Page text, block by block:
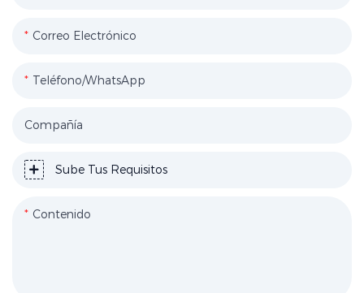
Correo Electrónico
Teléfono/WhatsApp
Compañía
Sube Tus Requisitos
Contenido